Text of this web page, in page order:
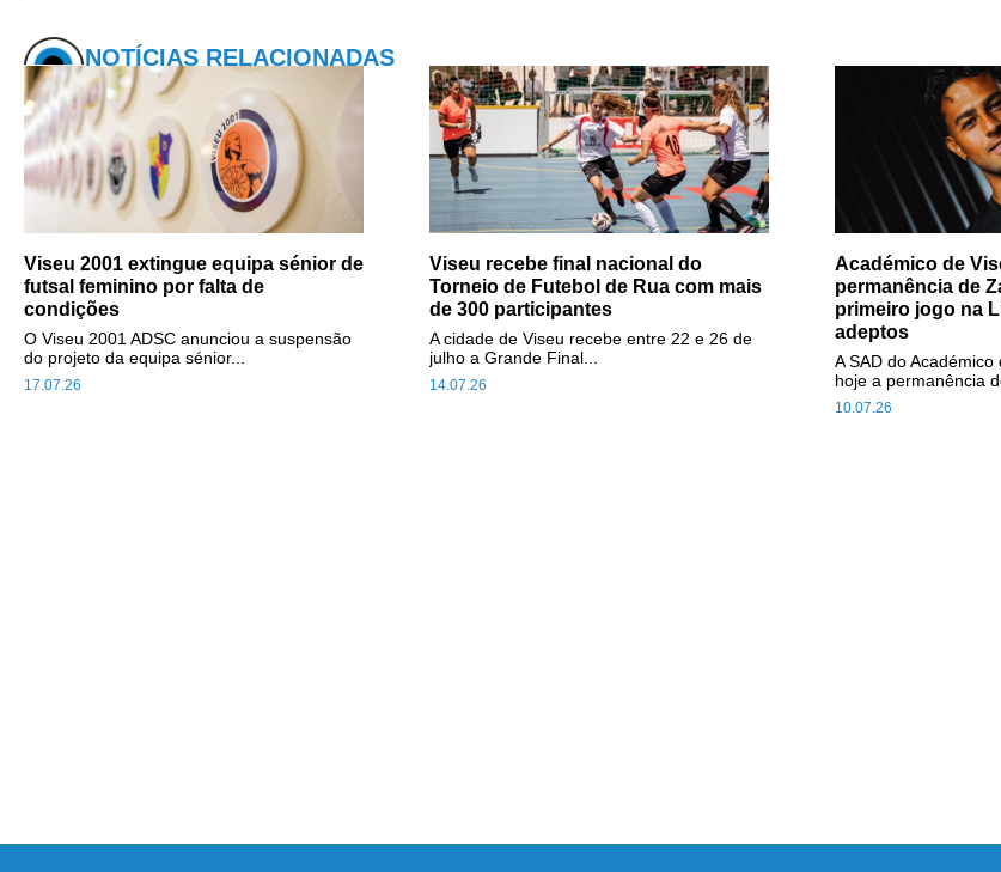
NOTÍCIAS RELACIONADAS
Viseu 2001 extingue equipa sénior de
futsal feminino por falta de
condições
17.07.26
O Viseu 2001 ADSC anunciou a suspensão
do projeto da equipa sénior...
Viseu recebe final nacional do
Torneio de Futebol de Rua com mais
de 300 participantes
14.07.26
A cidade de Viseu recebe entre 22 e 26 de
julho a Grande Final...
Académico de
permanência de
primeiro jogo na
adeptos
10.07.26
A SAD do
hoje a permanência